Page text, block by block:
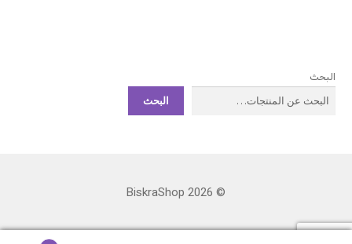
البحث
البحث
© BiskraShop 2026